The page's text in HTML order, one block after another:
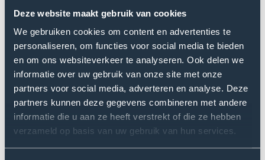
Deze website maakt gebruik van cookies
We gebruiken cookies om content en advertenties te
personaliseren, om functies voor social media te bieden
en om ons websiteverkeer te analyseren. Ook delen we
informatie over uw gebruik van onze site met onze
partners voor social media, adverteren en analyse. Deze
partners kunnen deze gegevens combineren met andere
informatie die u aan ze heeft verstrekt of die ze hebben
verzameld op basis van uw gebruik van hun services.
vastpinnen).
De gebruiker kan berichten van de bibliotheek op
specifieke webpagina's te zien krijgen, bijvoorbeeld
per databank.
Zoekt óók naar ISBN om e-books te vinden. Zo word
je vanuit de webshops van boekhandels of uitgevers
naar de e-bookversie in de digitale bibliotheek
geleid - indien beschikbaar. En ook naar Open
Access e-books.